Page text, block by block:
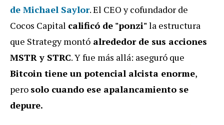
de Michael Saylor. El CEO y cofundador de
Cocos Capital calificó de "ponzi"la estructura
que Strategy montó alrededor de sus acciones
MSTR y STRC. Y fue más allá: aseguró que
Bitcoin tiene un potencial alcista enorme,
pero solo cuando ese apalancamiento se
depure.